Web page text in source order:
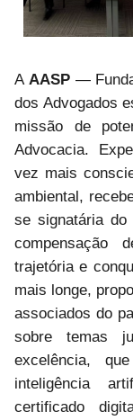
AAASP —
dos Advogados
missão de
Advocacia.
vez mais
ambiental,
se signatária do
compensação
trajetória e
mais longe,
associados do
sobre temas
excelência,
inteligência
certificado